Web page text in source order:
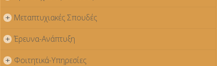
+ Μεταπτυχιακές Σπουδές
+ Έρευνα-Ανάπτυξη
+ Φοιτητικά-Υπηρεσίες